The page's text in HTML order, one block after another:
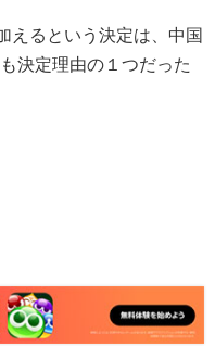
えるという決定は、中国
決定理由の１つだった